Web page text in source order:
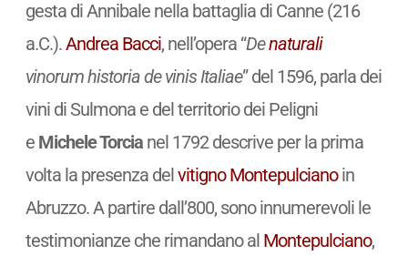
gesta di Annibale nella battaglia di Canne (216
a.C.).Andrea Bacci, nell’opera “Denaturali
vinorum historia de vinis Italiae” del 1596, parla dei
vini di Sulmona e del territorio dei Peligni
e Michele Torcianel 1792 descrive per la prima
volta la presenza delvitigno Montepulcianoin
Abruzzo. A partire dall’800, sono innumerevoli le
testimonianze che rimandano al Montepulciano,